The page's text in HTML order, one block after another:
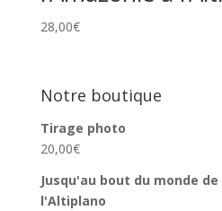
28,00€
Notre boutique
Tirage photo
20,00€
Jusqu'au bout du monde
l'Altiplano